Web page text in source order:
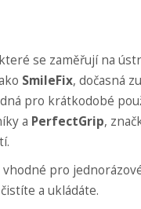
se zaměřují na
SmileFix, dočasná
pro krátkodobé
a PerfectGrip,
.
pro
a ukládáte.